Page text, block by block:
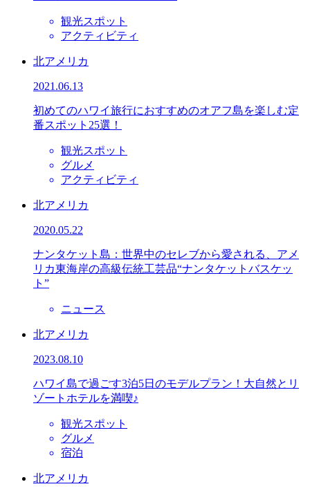
観光スポット
アクティビティ
北アメリカ
2021.06.13
初めてのハワイ旅行におすすめのオアフ島を楽しむ定
番スポット25選！
観光スポット
グルメ
アクティビティ
北アメリカ
2020.05.22
ナンタケット島：世界中のセレブから愛される、アメ
リカ東海岸の高級伝統工芸品“ナンタケットバスケッ
ト”
ニュース
北アメリカ
2023.08.10
ハワイ島で過ごす3泊5日のモデルプラン！大自然とリ
ゾートホテルを満喫♪
観光スポット
グルメ
宿泊
北アメリカ